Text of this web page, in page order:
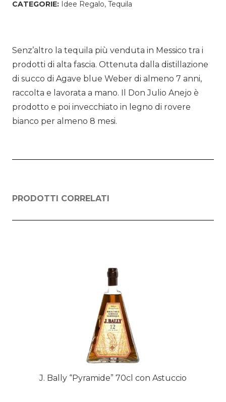
CATEGORIE: Idee Regalo, Tequila
Senz’altro la tequila più venduta in Messico tra i
prodotti di alta fascia. Ottenuta dalla distillazione
di succo di Agave blue Weber di almeno 7 anni,
raccolta e lavorata a mano. Il Don Julio Anejo è
prodotto e poi invecchiato in legno di rovere
bianco per almeno 8 mesi.
PRODOTTI CORRELATI
J. Bally “Pyramide” 70cl con Astuccio